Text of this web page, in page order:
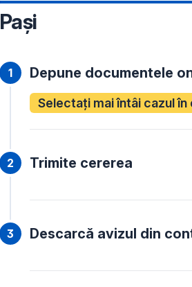
Pași
Depune documentele
Selectați mai întâi cazul
Trimite cererea
Descarcă avizul din